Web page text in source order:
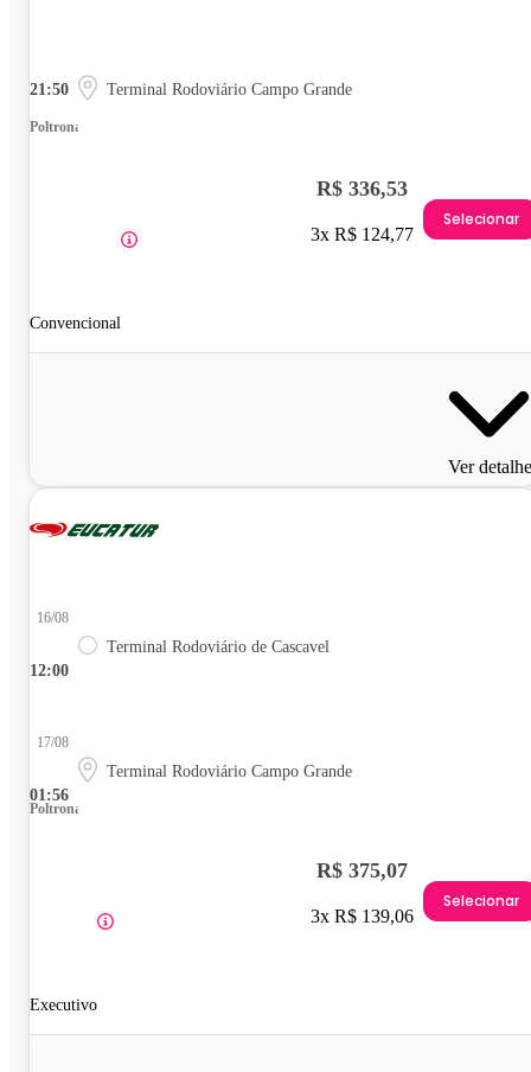
21:50 Terminal Rodoviário Campo Grande
Poltrona
Convencional
R$ 336,53
3x R$ 124,77
Selecionar
Ver
12:00
16/08
Terminal Rodoviário de Cascavel
01:56
17/08
Terminal Rodoviário Campo Grande
Poltrona
Executivo
R$ 375,07
3x R$ 139,06
Selecionar